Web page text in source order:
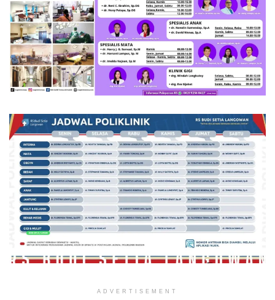
ADVERTISEMENT